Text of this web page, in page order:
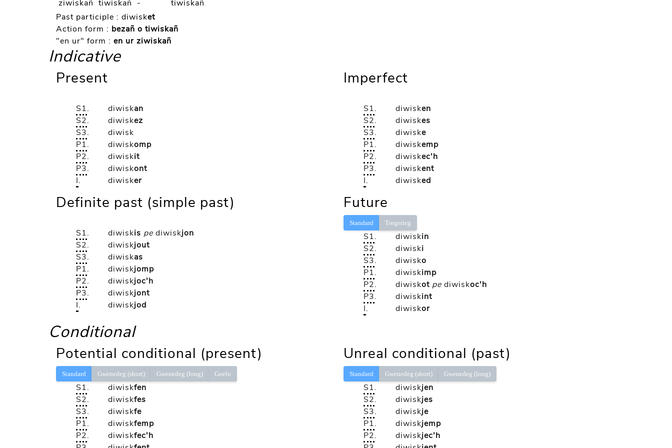
ziwiskañ tiwiskañ -
tiwiskañ
Past participle : diwisket
Action form : bezañ o tiwiskañ
"en ur" form : en ur ziwiskañ
Indicative
Present
S1. diwiskan
S2. diwiskez
S3.
diwisk
P1. diwiskomp
P2. diwiskit
P3. diwiskont
I. diwisker
Imperfect
S1. diwisken
S2. diwiskes
S3. diwiske
P1. diwiskemp
P2. diwiskec'h
P3. diwiskent
I. diwisked
Definite past (simple past)
S1. diwiskis pe diwiskjon
S2. diwiskjout
S3. diwiskas
P1. diwiskjomp
P2. diwiskjoc'h
P3. diwiskjont
I. diwiskjod
Future
Standard Tregerieg
S1. diwiskin
S2. diwiski
S3. diwisko
P1. diwiskimp
P2. diwiskot pe diwiskoc'h
P3. diwiskint
I. diwiskor
Conditional
Potential conditional (present)
Standard Gwenedeg (short) Gwenedeg (long) Goelo
S1. diwiskfen
S2. diwiskfes
S3. diwiskfe
P1. diwiskfemp
P2. diwiskfec'h
Unreal conditional (past)
Standard Gwenedeg (short) Gwenedeg (long)
S1. diwiskjen
S2. diwiskjes
S3. diwiskje
P1. diwiskjemp
P2. diwiskjec'h